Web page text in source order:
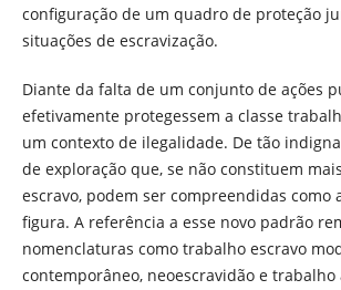
configuração de um quadro de proteção
situações de escravização.
Diante da falta de um conjunto de ações
efetivamente protegessem a classe
um contexto de ilegalidade. De tão
de exploração que, se não constituem
escravo, podem ser compreendidas como
figura. A referência a esse novo padrão
nomenclaturas como trabalho escravo
contemporâneo, neoescravidão e trabalho